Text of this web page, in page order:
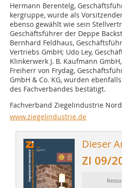
Hermann Berentelg,
kergruppe, wurde als
ebenso gewählt wie sein
Geschäftsführer der Deppe
Bernhard Feldhaus,
Vertriebs GmbH; Udo Ley,
Klinkerwerk J. B. Kaufmann
Freiherr von Frydag,
GmbH & Co. KG, wurden
des Fachverbandes bestätigt.
Fachverband Ziegelindustrie Nord
www.ziegelindustrie.de
Dieser
ZI 09/